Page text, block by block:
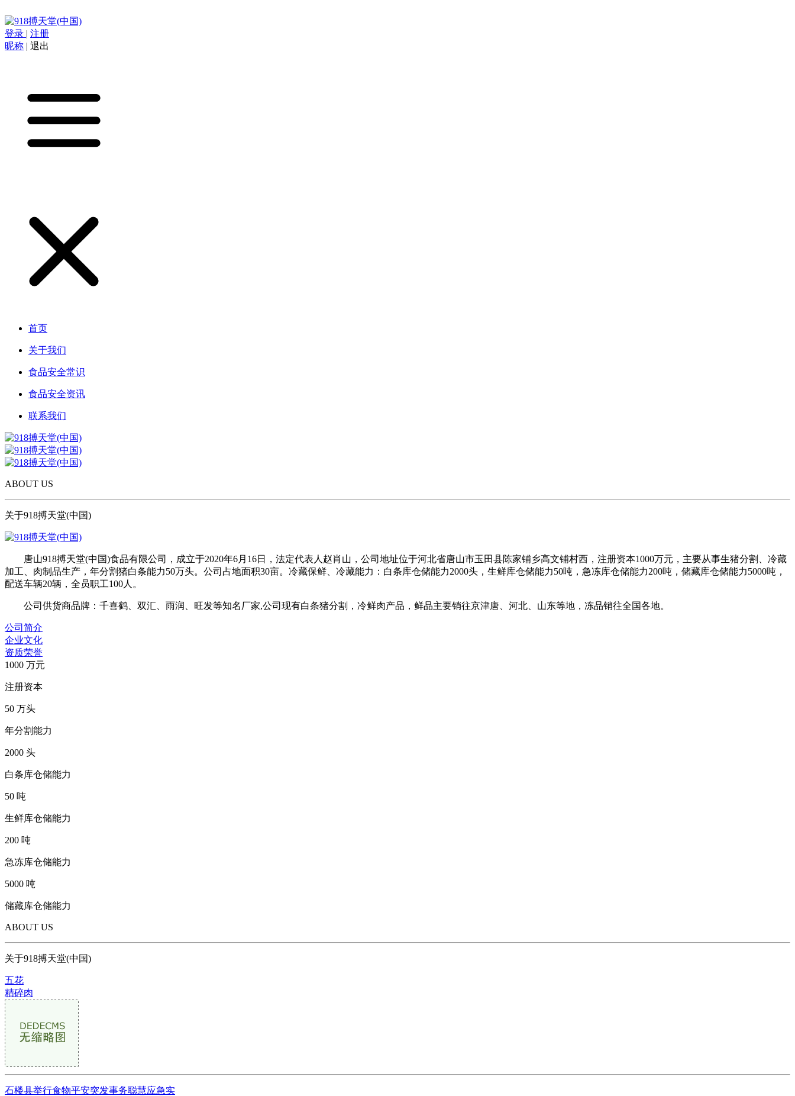
登录 | 注册
昵称 | 退出
首页
关于我们
食品安全常识
食品安全资讯
联系我们
ABOUT US
关于918搏天堂(中国)
唐山918搏天堂(中国)食品有限公司，成立于2020年6月16日，法定代表人赵肖山，公司地址位于河北省唐山市玉田县陈家铺乡高文铺村西，注册资本1000万元，主要从事生猪分割、冷藏
加工、肉制品生产，年分割猪白条能力50万头。公司占地面积30亩。冷藏保鲜、冷藏能力：白条库仓储能力2000头，生鲜库仓储能力50吨，急冻库仓储能力200吨，储藏库仓储能力5000吨，
配送车辆20辆，全员职工100人。
公司供货商品牌：千喜鹤、双汇、雨润、旺发等知名厂家,公司现有白条猪分割，冷鲜肉产品，鲜品主要销往京津唐、河北、山东等地，冻品销往全国各地。
公司简介
企业文化
资质荣誉
1000 万元
注册资本
50 万头
年分割能力
2000 头
白条库仓储能力
50 吨
生鲜库仓储能力
200 吨
急冻库仓储能力
5000 吨
储藏库仓储能力
ABOUT US
关于918搏天堂(中国)
五花
精碎肉
石楼县举行食物平安突发事务聪慧应急实